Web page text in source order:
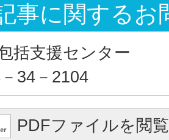
事に関するお
括支援センター
34－2104
PDFファイルを閲